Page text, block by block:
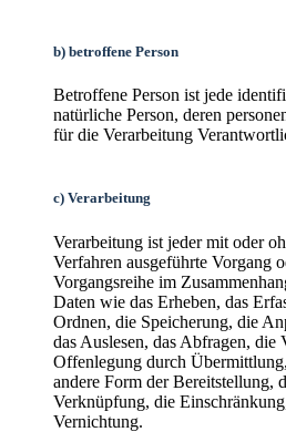
b) betroffene Person
Betroffene Person ist jede
natürliche Person, deren
für die Verarbeitung
c) Verarbeitung
Verarbeitung ist jeder mit oder
Verfahren ausgeführte Vorgang
Vorgangsreihe im
Daten wie das Erheben, das
Ordnen, die Speicherung, die
das Auslesen, das Abfragen, die
Offenlegung durch
andere Form der Bereitstellung,
Verknüpfung, die
Vernichtung.